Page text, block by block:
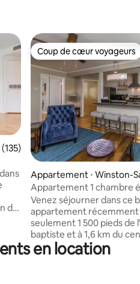
: 4,97 sur 5
moyenne sur la base de 135
de
la
Coup de cœur voyageurs
Coup de cœur voyageurs
Appartement ⋅ Winston-
m
Appartement 1 chambre
King Size dans le centre
Venez séjourner dans ce
appartement récemment
seulement 1 500 pieds de
baptiste et à 1,6 km du
hôtes chevronnés
toutes les commodités
en location